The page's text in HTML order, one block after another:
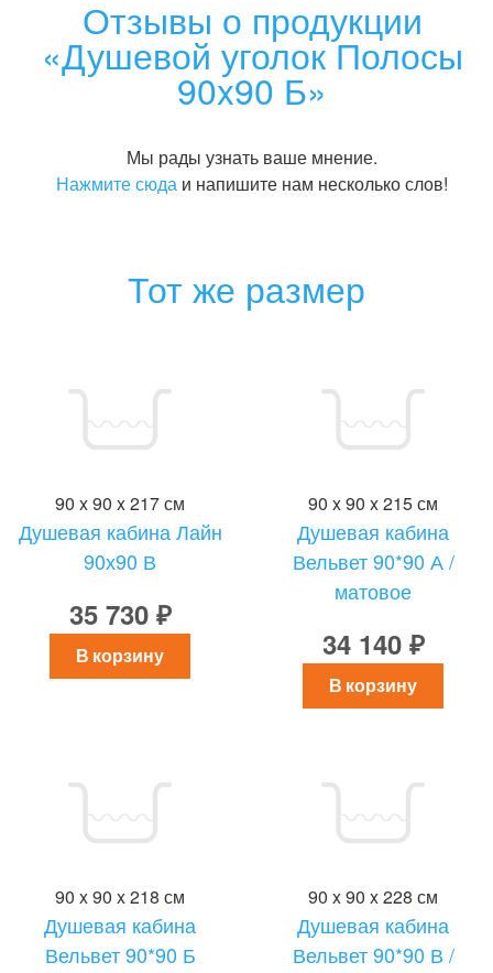
Отзывы о продукции
«Душевой уголок Полосы
90x90 Б»
Мы рады узнать ваше мнение.
Нажмите сюда и напишите нам несколько слов!
Тот же размер
90 x 90 x 217 см
Душевая кабина Лайн
90х90 В
35 730 ₽
В корзину
90 x 90 x 215 см
Душевая кабина
Вельвет 90*90 А /
матовое
34 140 ₽
В корзину
90 x 90 x 218 см
Душевая кабина
Вельвет 90*90 Б
90 x 90 x 228 см
Душевая кабина
Вельвет 90*90 В /